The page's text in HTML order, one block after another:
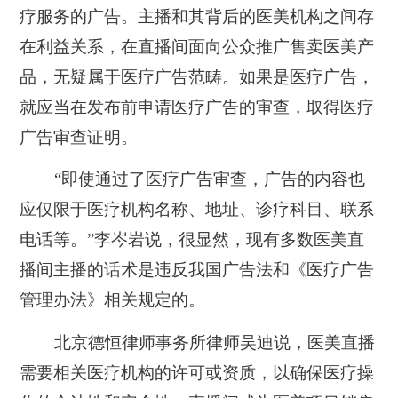
疗服务的广告。主播和其背后的医美机构之间存
在利益关系，在直播间面向公众推广售卖医美产
品，无疑属于医疗广告范畴。如果是医疗广告，
就应当在发布前申请医疗广告的审查，取得医疗
广告审查证明。
“即使通过了医疗广告审查，广告的内容也
应仅限于医疗机构名称、地址、诊疗科目、联系
电话等。”李岑岩说，很显然，现有多数医美直
播间主播的话术是违反我国广告法和《医疗广告
管理办法》相关规定的。
北京德恒律师事务所律师吴迪说，医美直播
需要相关医疗机构的许可或资质，以确保医疗操